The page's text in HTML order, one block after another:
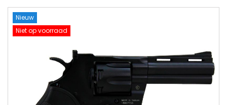
Nieuw
Niet op voorraad